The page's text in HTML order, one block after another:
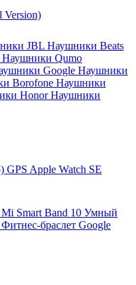
Version)
JBL Наушники Beats
Наушники Qumo
Google Наушники
Borofone Наушники
Honor Наушники
GPS Apple Watch SE
Smart Band 10 Умный
Фитнес-браслет Google